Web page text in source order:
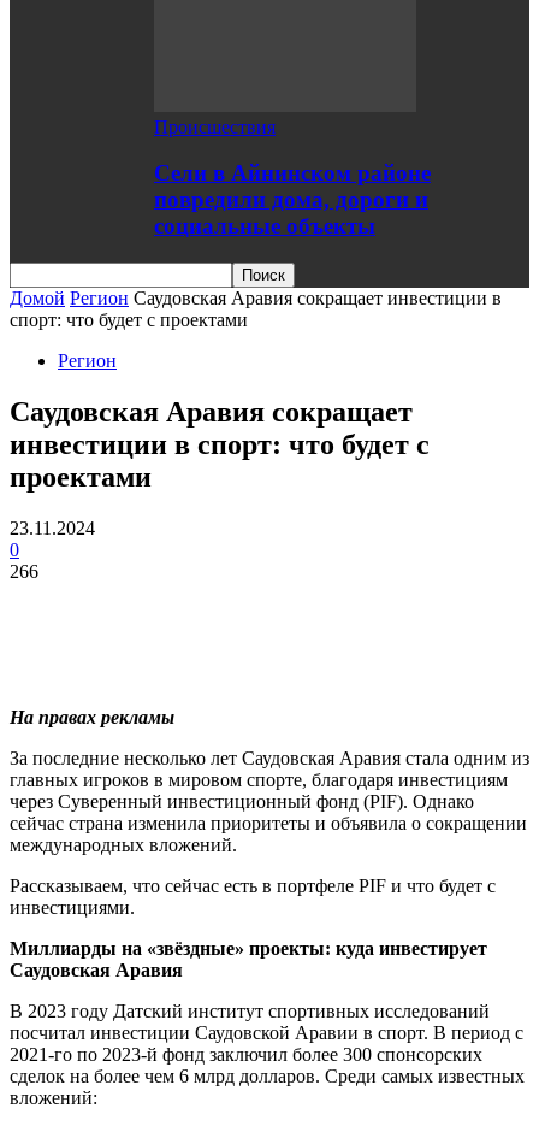
Происшествия
Сели в Айнинском районе
повредили дома, дороги и
социальные объекты
Домой Регион Саудовская Аравия сокращает инвестиции в
спорт: что будет с проектами
Регион
Саудовская Аравия сокращает
инвестиции в спорт: что будет с
проектами
23.11.2024
0
266
На правах рекламы
За последние несколько лет Саудовская Аравия стала одним из
главных игроков в мировом спорте, благодаря инвестициям
через Суверенный инвестиционный фонд (PIF). Однако
сейчас страна изменила приоритеты и объявила о сокращении
международных вложений.
Рассказываем, что сейчас есть в портфеле PIF и что будет с
инвестициями.
Миллиарды на «звёздные» проекты: куда инвестирует
Саудовская Аравия
В 2023 году Датский институт спортивных исследований
посчитал инвестиции Саудовской Аравии в спорт. В период с
2021-го по 2023-й фонд заключил более 300 спонсорских
сделок на более чем 6 млрд долларов. Среди самых известных
вложений: